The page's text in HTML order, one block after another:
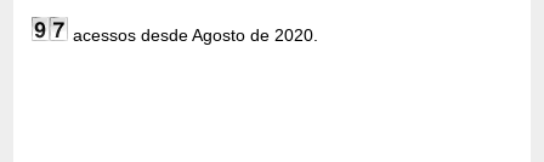
acessos desde Agosto de 2020.